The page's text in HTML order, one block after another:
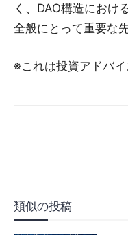
く、DAO構造におけ
全般にとって重要な
※これは投資アドバイ
類似の投稿